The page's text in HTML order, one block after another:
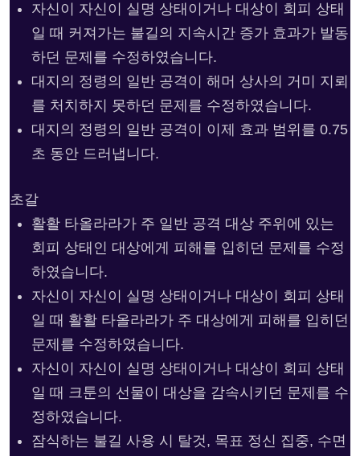
자신이 자신이 실명 상태이거나 대상이 회피 상태
일 때 커져가는 불길의 지속시간 증가 효과가 발동
하던 문제를 수정하였습니다.
대지의 정령의 일반 공격이 해머 상사의 거미 지뢰
를 처치하지 못하던 문제를 수정하였습니다.
대지의 정령의 일반 공격이 이제 효과 범위를 0.75
초 동안 드러냅니다.
초갈
활활 타올라라가 주 일반 공격 대상 주위에 있는
회피 상태인 대상에게 피해를 입히던 문제를 수정
하였습니다.
자신이 자신이 실명 상태이거나 대상이 회피 상태
일 때 활활 타올라라가 주 대상에게 피해를 입히던
문제를 수정하였습니다.
자신이 자신이 실명 상태이거나 대상이 회피 상태
일 때 크툰의 선물이 대상을 감속시키던 문제를 수
정하였습니다.
잠식하는 불길 사용 시 탈것, 목표 정신 집중, 수면